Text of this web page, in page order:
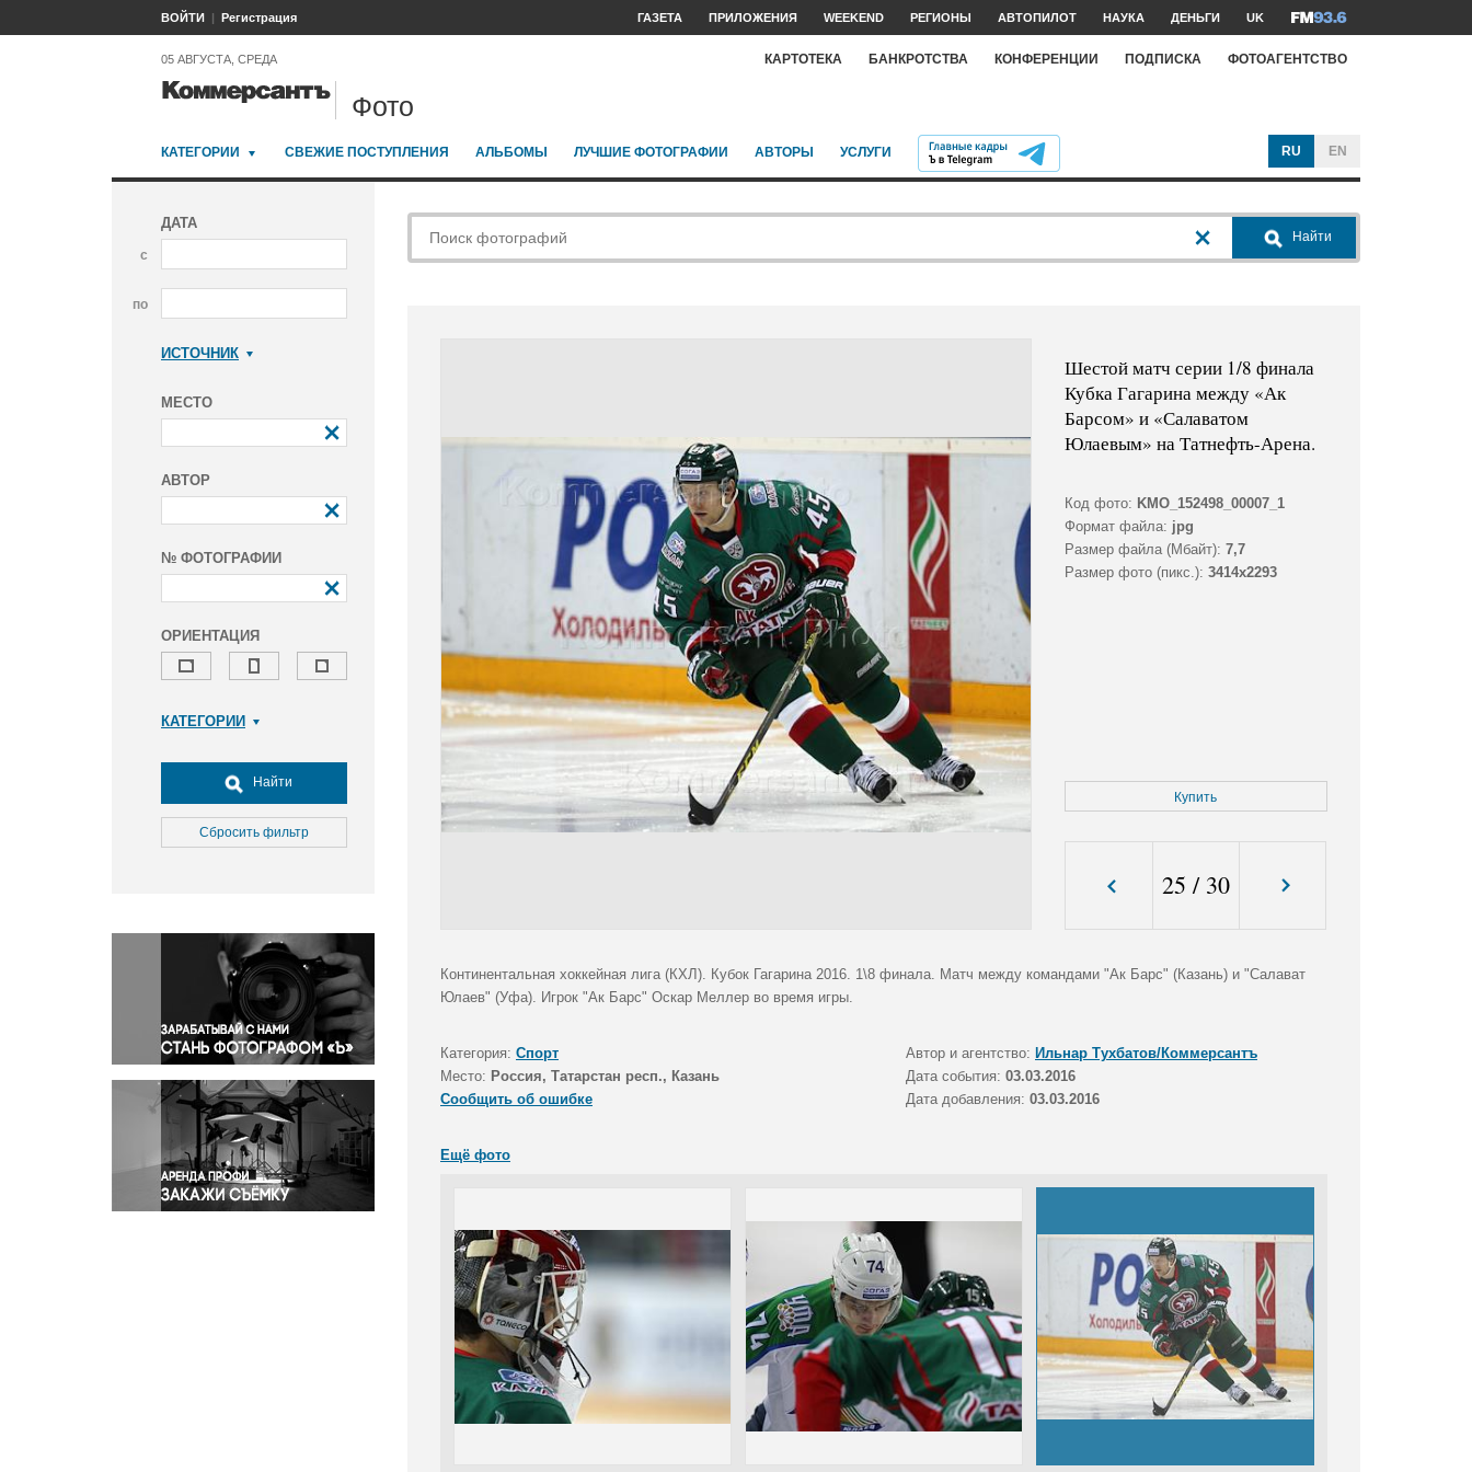
ВОЙТИ Регистрация ГАЗЕТА ПРИЛОЖЕНИЯ WEEKEND РЕГИОНЫ АВТОПИЛОТ НАУКА ДЕНЬГИ UK
05 АВГУСТА, СРЕДА КАРТОТЕКА БАНКРОТСТВА КОНФЕРЕНЦИИ ПОДПИСКА ФОТОАГЕНТСТВО
Фото
КАТЕГОРИИ СВЕЖИЕ ПОСТУПЛЕНИЯ АЛЬБОМЫ ЛУЧШИЕ ФОТОГРАФИИ АВТОРЫ УСЛУГИ RU EN
ДАТА
с
по
ИСТОЧНИК
МЕСТО
АВТОР
№ ФОТОГРАФИИ
ОРИЕНТАЦИЯ
КАТЕГОРИИ
Досуг, туризм и отдых
Культура
Медицина
Окружающая среда
Политика
Правосудие
Происшествия и конфликты
Религия
Светская жизнь
Спорт
Экология
Экономика и бизнес
Найти
Сбросить фильтр
Найти
Шестой матч серии 1/8 финала
Кубка Гагарина между «Ак
Барсом» и «Салаватом
Юлаевым» на Татнефть-Арена.
Код фото: KMO_152498_00007_1
Формат файла: jpg
Размер файла (Мбайт): 7,7
Размер фото (пикс.): 3414x2293
Купить
25 / 30
Континентальная хоккейная лига (КХЛ). Кубок Гагарина 2016. 1\8 финала. Матч между командами "Ак Барс" (Казань) и "Салават
Юлаев" (Уфа). Игрок "Ак Барс" Оскар Меллер во время игры.
Категория: Спорт Автор и агентство: Ильнар Тухбатов/Коммерсантъ
Место: Россия, Татарстан респ., Казань Дата события: 03.03.2016
Сообщить об ошибке
Дата добавления: 03.03.2016
Ещё фото